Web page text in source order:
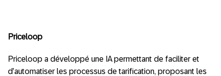
Priceloop
Priceloop a développé une IA permettant de faciliter et
d’automatiser les processus de tarification, proposant les